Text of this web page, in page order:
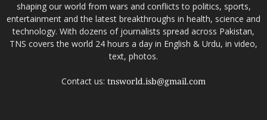
shaping our world from wars and conflicts to politics, sports,
entertainment and the latest breakthroughs in health, science and
technology. With dozens of journalists spread across Pakistan,
TNS covers the world 24 hours a day in English & Urdu, in video,
text, photos.
Contact us: tnsworld.isb@gmail.com